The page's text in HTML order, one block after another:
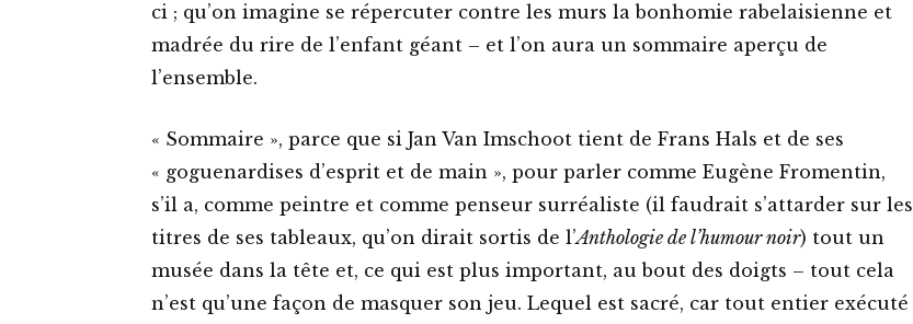
ci ; qu’on imagine se répercuter contre les murs la bonhomie rabelaisienne et
madrée du rire de l’enfant géant – et l’on aura un sommaire aperçu de
l’ensemble.
« Sommaire », parce que si Jan Van Imschoot tient de Frans Hals et de ses
« goguenardises d’esprit et de main », pour parler comme Eugène Fromentin,
s’il a, comme peintre et comme penseur surréaliste (il faudrait s’attarder sur les
titres de ses tableaux, qu’on dirait sortis de l’Anthologie de l’humour noir) tout un
musée dans la tête et, ce qui est plus important, au bout des doigts – tout cela
n’est qu’une façon de masquer son jeu. Lequel est sacré, car tout entier exécuté